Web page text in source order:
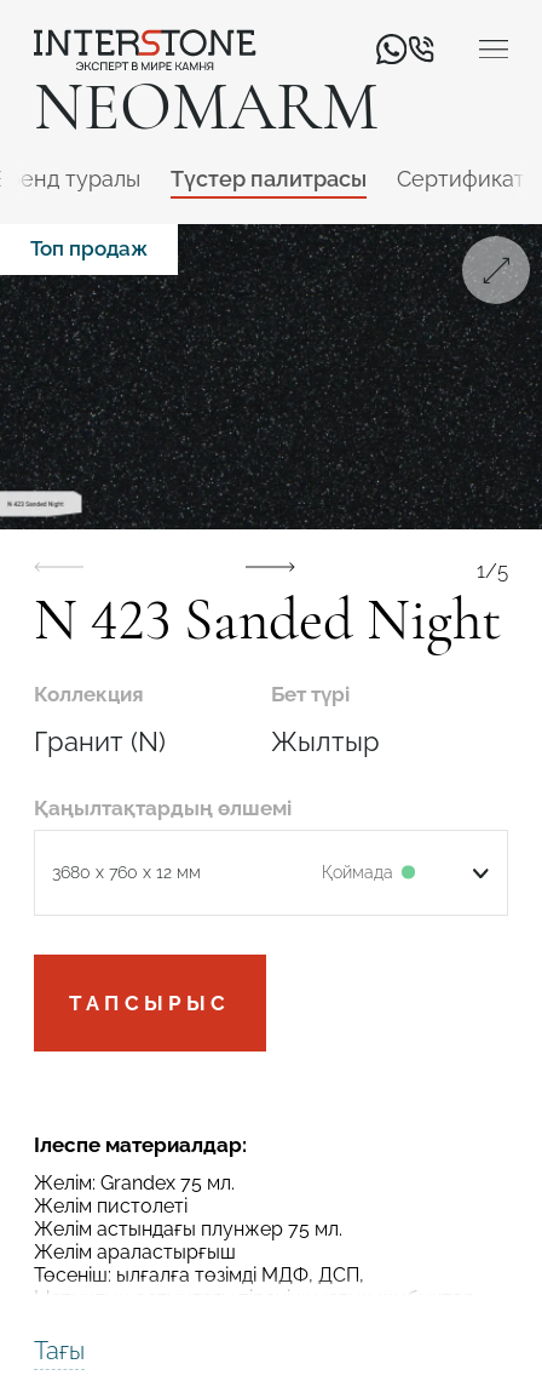
NEOMARM
туралы Түстер палитрасы
Топ продаж
1/5
N 423 Sanded Night
Коллекция
Гранит (N)
Бет түрі
Жылтыр
Қаңылтақтардың өлшемі
3680 x 760 x 12 мм Қоймада
ТАПСЫРЫС
Ілеспе материалдар:
Желім: Grandex 75 мл.
Желім пистолеті
Желім астындағы плунжер 75 мл.
Желім араластырғыш
Төсеніш: ылғалға төзімді МДФ, ДСП,
Ыстықтың астындағы тіреуіш: ыстық шыбықтар
Алюминий термотаспа
Шлифматериал
Тағы
Қызмет салаңыз
Өңдеуші Дизайнер
Робот емес екеніңізді растаңыз
ЖОБАНЫ ЖІБЕРУ
ЖІБЕРУ
Робот емес екеніңізді растаңыз